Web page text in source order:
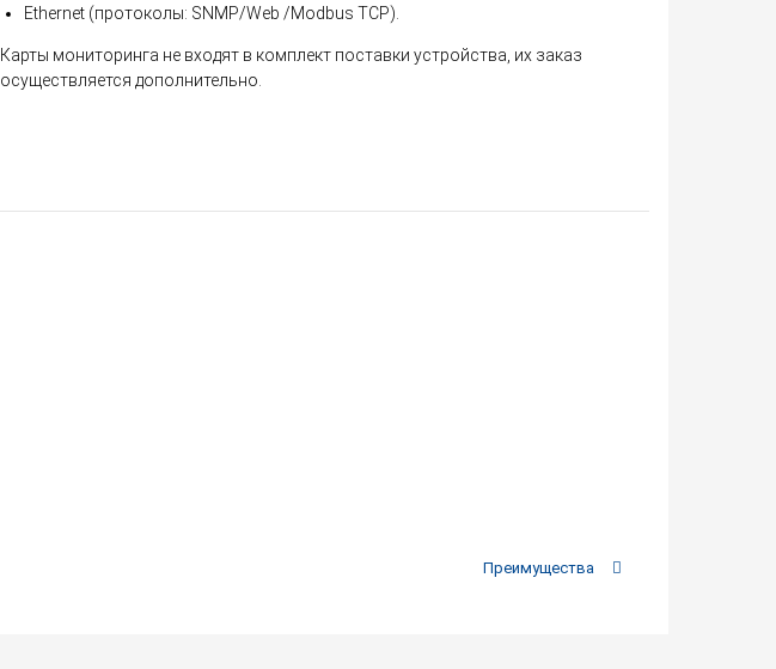
Ethernet (протоколы: SNMP/Web /Modbus TCP).
Карты мониторинга не входят в комплект поставки устройства, их заказ
осуществляется дополнительно.
Преимущества